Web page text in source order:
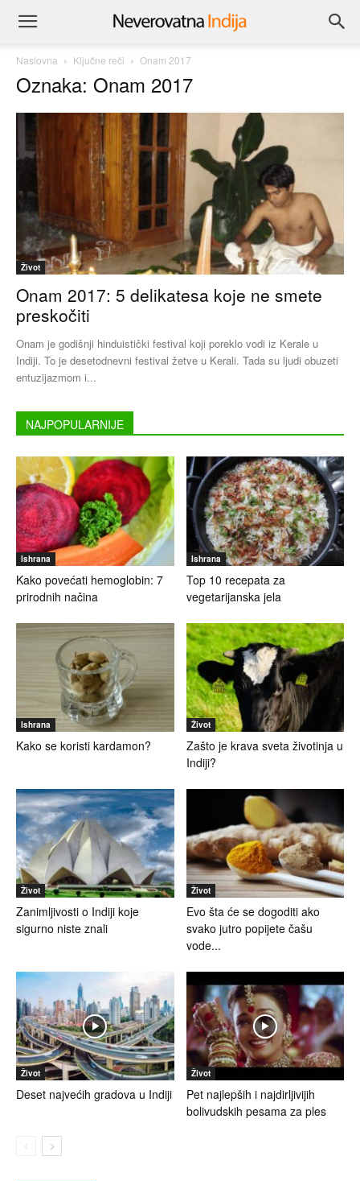
Naslovna Ključne reči Onam 2017
Oznaka: Onam 2017
Život
Onam 2017: 5 delikatesa koje ne smete
preskočiti
Onam je godišnji hinduistički festival koji poreklo vodi iz Kerale u
Indiji. To je desetodnevni festival žetve u Kerali. Tada su ljudi obuzeti
entuzijazmom i...
NAJPOPULARNIJE
Ishrana
Kako povećati hemoglobin: 7
prirodnih načina
Ishrana
Top 10 recepata za
vegetarijanska jela
Ishrana
Kako se koristi kardamon?
Život
Zašto je krava sveta životinja u
Indiji?
Život
Zanimljivosti o Indiji koje
sigurno niste znali
Život
Evo šta će se dogoditi ako
svako jutro popijete čašu
vode...
Život
Deset najvećih gradova u Indiji
Život
Pet najlepših i najdirljivijih
bolivudskih pesama za ples